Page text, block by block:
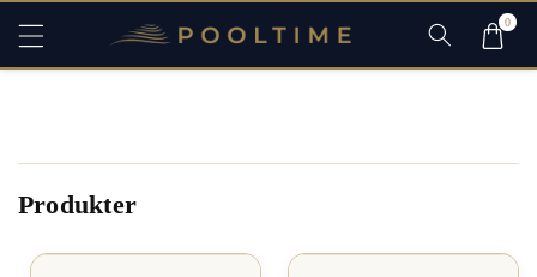
ll
i
n
l
0
Filtrera och sortera
Produkter